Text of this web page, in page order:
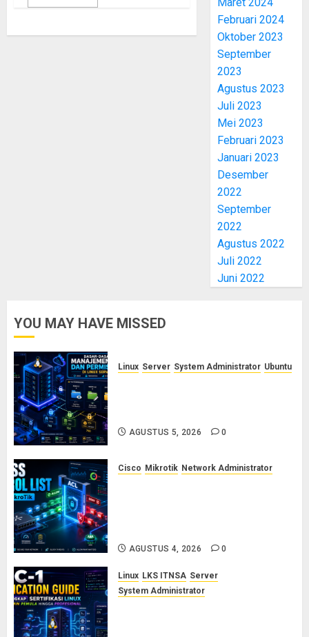
Februari 2024
Oktober 2023
September
2023
Agustus 2023
Juli 2023
Mei 2023
Februari 2023
Januari 2023
Desember
2022
September
2022
Agustus 2022
Juli 2022
Juni 2022
YOU MAY HAVE MISSED
Linux Server System Administrator Ubuntu
AGUSTUS 5, 2026 0
Cisco Mikrotik Network Administrator
AGUSTUS 4, 2026 0
Linux LKS ITNSA Server
System Administrator